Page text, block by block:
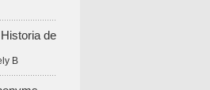
de
B